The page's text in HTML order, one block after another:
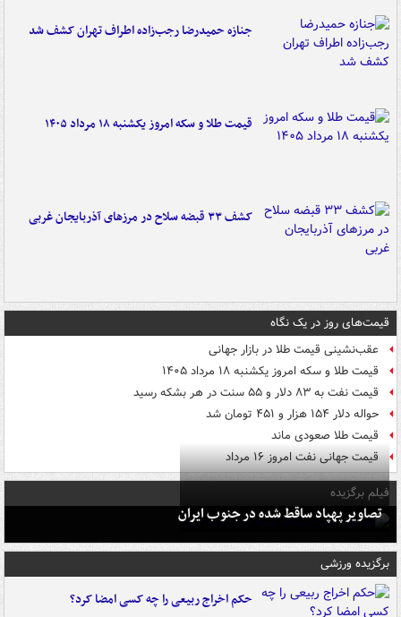
جنازه حمیدرضا رجب‌زاده اطراف تهران کشف شد
قیمت طلا و سکه امروز یکشنبه ۱۸ مرداد ۱۴۰۵
کشف ۳۳ قبضه سلاح در مرزهای آذربایجان غربی
قیمت‌های روز در یک نگاه
عقب‌نشینی قیمت طلا در بازار جهانی
قیمت طلا و سکه امروز یکشنبه ۱۸ مرداد ۱۴۰۵
قیمت نفت به ۸۳ دلار و ۵۵ سنت در هر بشکه رسید
حواله دلار ۱۵۴ هزار و ۴۵۱ تومان شد
قیمت طلا صعودی ماند
قیمت جهانی نفت امروز ۱۶ مرداد
فیلم برگزیده
تصاویر پهپاد ساقط شده در جنوب ایران
برگزیده ورزشی
حکم اخراج ربیعی را چه کسی امضا کرد؟